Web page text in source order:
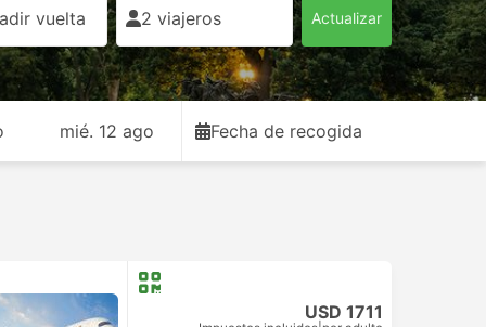
vuelta 2 viajeros Actualizar
mié. 12 ago Fecha de recogida
USD 1711